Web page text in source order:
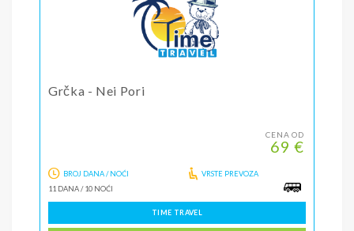
Grčka - Nei Pori
CENA OD
69 €
BROJ DANA / NOĆI
11 DANA/10 NOĆI
VRSTE PREVOZA
TIME TRAVEL